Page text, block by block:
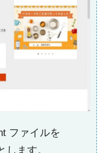
ファイルを
ます。